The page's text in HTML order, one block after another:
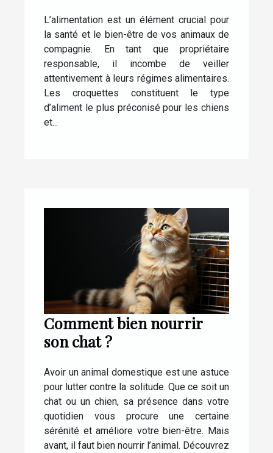
L’alimentation est un élément crucial pour
la santé et le bien-être de vos animaux de
compagnie. En tant que propriétaire
responsable, il incombe de veiller
attentivement à leurs régimes alimentaires.
Les croquettes constituent le type
d’aliment le plus préconisé pour les chiens
et...
Comment bien nourrir
son chat ?
Avoir un animal domestique est une astuce
pour lutter contre la solitude. Que ce soit un
chat ou un chien, sa présence dans votre
quotidien vous procure une certaine
sérénité et améliore votre bien-être. Mais
avant, il faut bien nourrir l’animal. Découvrez